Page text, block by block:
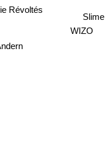
Révoltés
WIZO
Slime